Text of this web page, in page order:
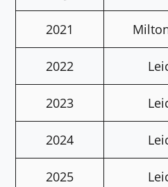
2021
2022
2023
2024
2025